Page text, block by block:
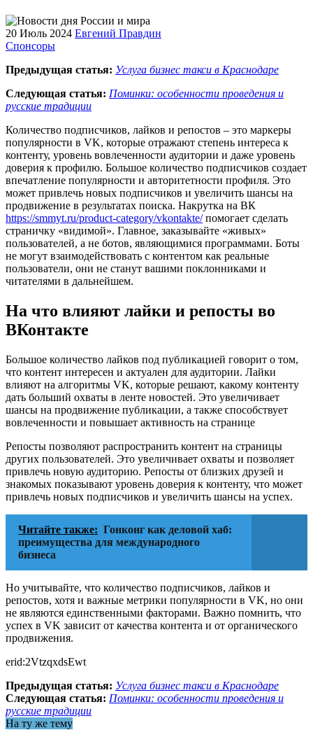
20 Июль 2024 Евгений Правдин
Спонсоры
Предыдущая статья: Услуга бизнес такси в Краснодаре
Следующая статья: Поминки: особенности проведения и
русские традиции
Количество подписчиков, лайков и репостов – это маркеры
популярности в VK, которые отражают степень интереса к
контенту, уровень вовлеченности аудитории и даже уровень
доверия к профилю. Большое количество подписчиков создает
впечатление популярности и авторитетности профиля. Это
может привлечь новых подписчиков и увеличить шансы на
продвижение в результатах поиска. Накрутка на ВК
https://smmyt.ru/product-category/vkontakte/помогает сделать
страничку «видимой». Главное, заказывайте «живых»
пользователей, а не ботов, являющимися программами. Боты
не могут взаимодействовать с контентом как реальные
пользователи, они не станут вашими поклонниками и
читателями в дальнейшем.
На что влияют лайки и репосты во
ВКонтакте
Большое количество лайков под публикацией говорит о том,
что контент интересен и актуален для аудитории. Лайки
влияют на алгоритмы VK, которые решают, какому контенту
дать больший охваты в ленте новостей. Это увеличивает
шансы на продвижение публикации, а также способствует
вовлеченности и повышает активность на странице
Репосты позволяют распространить контент на страницы
других пользователей. Это увеличивает охваты и позволяет
привлечь новую аудиторию. Репосты от близких друзей и
знакомых показывают уровень доверия к контенту, что может
привлечь новых подписчиков и увеличить шансы на успех.
Читайте также: Гонконг как деловой хаб:
преимущества для международного
бизнеса
Но учитывайте, что количество подписчиков, лайков и
репостов, хотя и важные метрики популярности в VK, но они
не являются единственными факторами. Важно помнить, что
успех в VK зависит от качества контента и от органического
продвижения.
erid:2VtzqxdsEwt
Предыдущая статья: Услуга бизнес такси в Краснодаре
Следующая статья: Поминки: особенности проведения и
русские традиции
На ту же тему